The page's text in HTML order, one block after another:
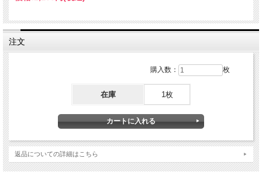
注文
購入数： 枚
在庫 1枚
返品についての詳細はこちら